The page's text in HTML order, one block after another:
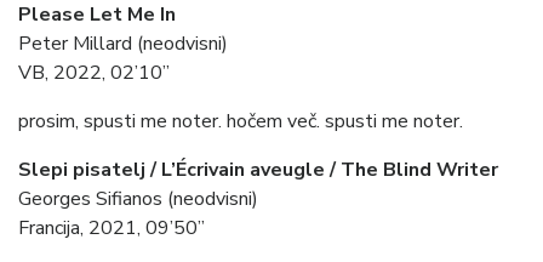
Please Let Me In
Peter Millard (neodvisni)
VB, 2022, 02’10”
prosim, spusti me noter. hočem več. spusti me noter.
Slepi pisatelj / L’Écrivain aveugle / The Blind Writer
Georges Sifianos (neodvisni)
Francija, 2021, 09’50”